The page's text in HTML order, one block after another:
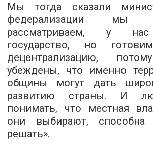
Мы тогда сказали
федерализации
рассматриваем, у нас
государство, но
децентрализацию,
убеждены, что именно
общины могут дать
развитию страны. И
понимать, что местная
они выбирают, способна
решать».